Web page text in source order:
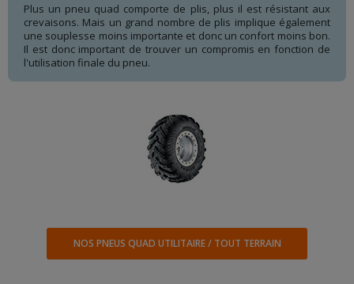
Plus un pneu quad comporte de plis, plus il est résistant aux
crevaisons. Mais un grand nombre de plis implique également
une souplesse moins importante et donc un confort moins bon.
Il est donc important de trouver un compromis en fonction de
l'utilisation finale du pneu.
NOS PNEUS QUAD UTILITAIRE / TOUT TERRAIN